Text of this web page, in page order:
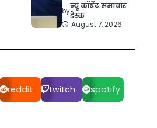
by
न्यू कॉर्बेट समाचार
डेस्क
August 7, 2026
reddit twitch spotify